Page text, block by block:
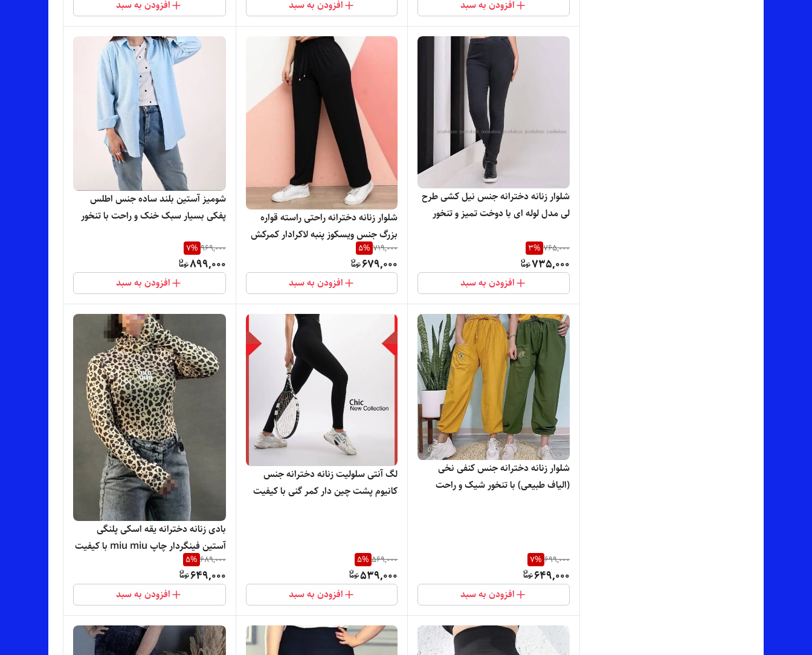
افزودن به سبد افزودن به سبد افزودن به سبد
شلوار زنانه دخترانه جنس نیل کشی طرح
لی مدل لوله ای با دوخت تمیز و تنخور
765,000
3%
735,000
افزودن به سبد
شلوار زنانه دخترانه راحتی راسته قواره
بزرگ جنس ویسکوز پنبه لاکرادار کمرکش
بسیار نرم لطیف و راحت
719,000
5%
679,000
افزودن به سبد
شومیز آستین بلند ساده جنس اطلس
پفکی بسیار سبک خنک و راحت با تنخور
969,000
7%
899,000
افزودن به سبد
شلوار زنانه دخترانه جنس کنفی نخی
(الیاف طبیعی) با تنخور شیک و راحت
699,000
7%
649,000
افزودن به سبد
لگ آنتی سلولیت زنانه دخترانه جنس
کانیوم پشت چین دار کمر گنی با کیفیت
569,000
5%
539,000
افزودن به سبد
بادی زنانه دخترانه یقه اسکی پلنگی
آستین فینگردار چاپ miu miu با کیفیت
با تنخور بسیار شیک
689,000
5%
649,000
افزودن به سبد